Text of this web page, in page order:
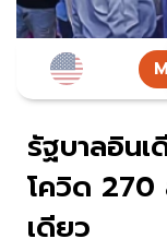
รัฐบาลอิน
โควิด 270
เดียว